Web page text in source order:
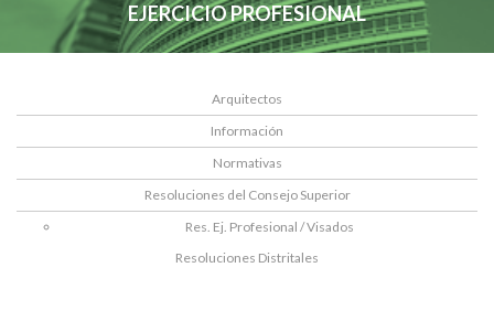
EJERCICIO PROFESIONAL
Arquitectos
Información
Normativas
Resoluciones del Consejo Superior
Res. Ej. Profesional / Visados
Resoluciones Distritales